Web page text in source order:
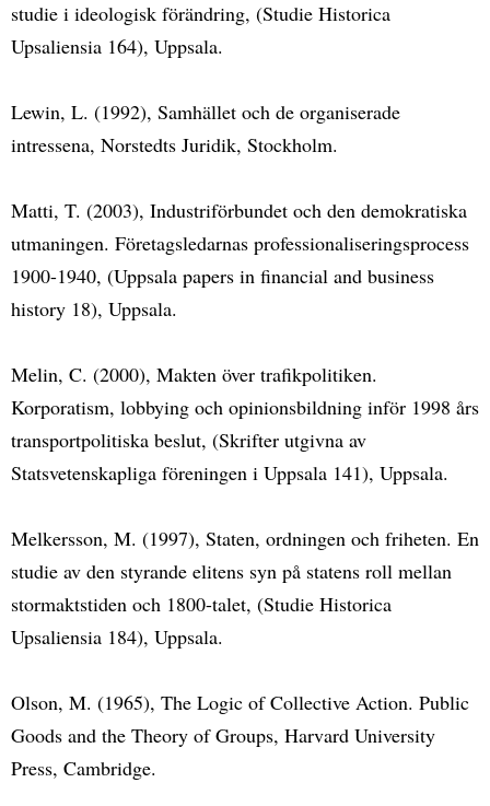
studie i ideologisk förändring, (Studie Historica
Upsaliensia 164), Uppsala.
Lewin, L. (1992), Samhället och de organiserade
intressena, Norstedts Juridik, Stockholm.
Matti, T. (2003), Industriförbundet och den demokratiska
utmaningen. Företagsledarnas professionaliseringsprocess
1900-1940, (Uppsala papers in financial and business
history 18), Uppsala.
Melin, C. (2000), Makten över trafikpolitiken.
Korporatism, lobbying och opinionsbildning inför 1998 års
transportpolitiska beslut, (Skrifter utgivna av
Statsvetenskapliga föreningen i Uppsala 141), Uppsala.
Melkersson, M. (1997), Staten, ordningen och friheten. En
studie av den styrande elitens syn på statens roll mellan
stormaktstiden och 1800-talet, (Studie Historica
Upsaliensia 184), Uppsala.
Olson, M. (1965), The Logic of Collective Action. Public
Goods and the Theory of Groups, Harvard University
Press, Cambridge.